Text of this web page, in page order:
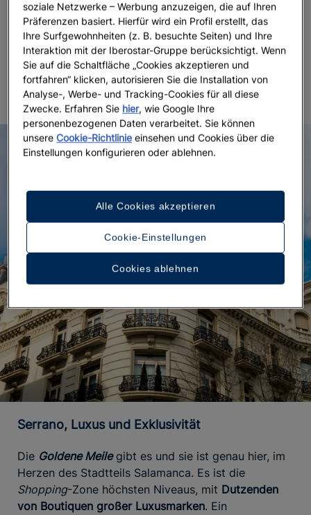
hin zu Zeichnung. Helga de Alvear, Alegría und
Espacio Mínimo sind nur einige davon. Übrigens
sehr nah an der Gegend, die alsdas Kunstdreieck
von Madrid bekannt ist, mit den Museen Reina Sofía,
Thyssen und Prado an der Spitze.
Serrano, Luxus und Exklusivität
Die Goldene Meilegibt es und sie ist genau hier, im
Herzen des Stadtteils Salamanca. Es ist die
Shopping-Zone höchsten Niveaus, mit Dutzenden
von Boutiquen großer Luxusmarken. Ein
soziale Netzwerke – Werbung anzuzeigen, die auf Ihren
Präferenzen basiert. Hierfür wird ein Profil erstellt, das
Ihre Surfgewohnheiten (z. B. besuchte Seiten) und Ihre
Interaktion mit der Iberostar-Gruppe berücksichtigt. Wenn
Sie auf die Schaltfläche „Cookies akzeptieren und
fortfahren“ klicken, autorisieren Sie die Installation von
Analyse-, Werbe- und Tracking-Cookies für all diese
Zwecke. Erfahren Sie hier, wie Google Ihre
personenbezogenen Daten verarbeitet. Sie können
unsereCookie-Richtlinie einsehen und Cookies über die
Einstellungen konfigurieren oder ablehnen.
Cookie-Einstellungen
Cookies ablehnen
Alle Cookies akzeptieren